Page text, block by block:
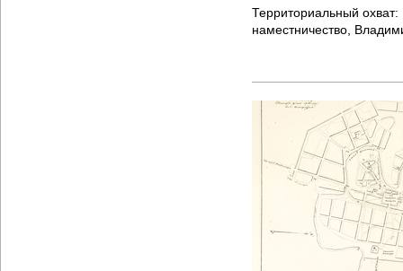
Территориальный охват:
наместничество,